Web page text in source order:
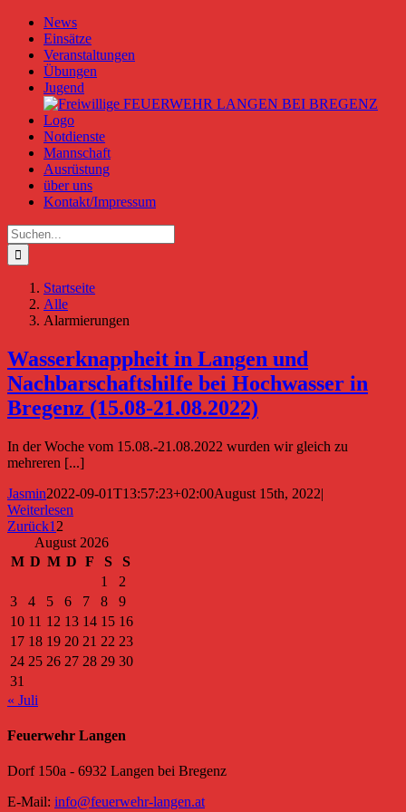
Zum
Inhalt
springen
News
Einsätze
Veranstaltungen
Übungen
Jugend
Notdienste
Mannschaft
Ausrüstung
über uns
Kontakt/Impressum
Suche
nach:
Startseite
Alle
Alarmierungen
Wasserknappheit in Langen und
Nachbarschaftshilfe bei Hochwasser in
Bregenz (15.08-21.08.2022)
In der Woche vom 15.08.-21.08.2022 wurden wir gleich zu
mehreren [...]
Jasmin2022-09-01T13:57:23+02:00August 15th, 2022|
Weiterlesen
Zurück1 2
August 2026
M D M D F S
S
1
2
3
4 5 6 7 8
9
10 11 12 13 14 15 16
17 18 19 20 21 22 23
24 25 26 27 28 29 30
31
« Juli
Feuerwehr Langen
Dorf 150a - 6932 Langen bei Bregenz
E-Mail: info@feuerwehr-langen.at